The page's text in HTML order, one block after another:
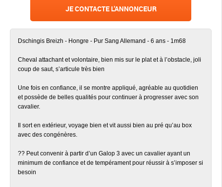
JE CONTACTE L'ANNONCEUR
Dschingis Breizh - Hongre - Pur Sang Allemand - 6 ans - 1m68
Cheval attachant et volontaire, bien mis sur le plat et à l’obstacle, joli
coup de saut, s’articule très bien
Une fois en confiance, il se montre appliqué, agréable au quotidien
et possède de belles qualités pour continuer à progresser avec son
cavalier.
Il sort en extérieur, voyage bien et vit aussi bien au pré qu’au box
avec des congénères.
?? Peut convenir à partir d’un Galop 3 avec un cavalier ayant un
minimum de confiance et de tempérament pour réussir à s’imposer si
besoin